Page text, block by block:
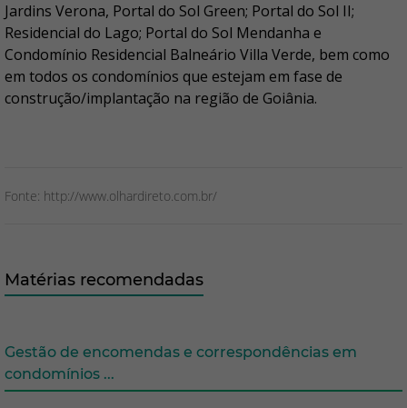
Jardins Verona, Portal do Sol Green; Portal do Sol II;
Residencial do Lago; Portal do Sol Mendanha e
Condomínio Residencial Balneário Villa Verde, bem como
em todos os condomínios que estejam em fase de
construção/implantação na região de Goiânia.
Fonte: http://www.olhardireto.com.br/
Matérias recomendadas
Gestão de encomendas e correspondências em
condomínios ...